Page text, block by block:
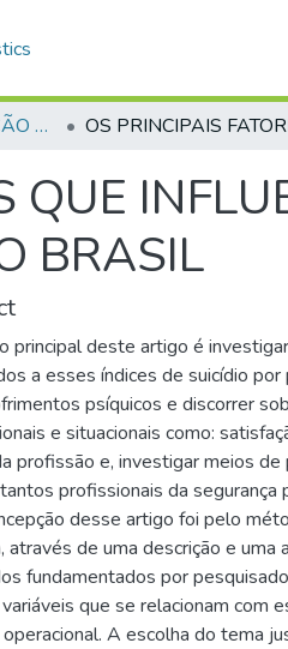
CURSO DE FORMAÇÃO DE PRAÇAS - CFP - 2018
QUE
BRASIL
principal deste artigo é
a esses índices de suicídio
psíquicos e discorrer
e situacionais como:
profissão e, investigar meios de
profissionais da segurança
desse artigo foi pelo
através de uma descrição e
fundamentados por
que se relacionam com
A escolha do tema